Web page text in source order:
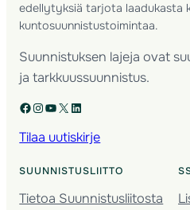
edellytyksiä tarjota laadukasta
kuntosuunnistustoimintaa.
Suunnistuksen lajeja ovat
ja tarkkuussuunnistus.
Facebook Instagram YouTube X LinkedIn
Tilaa uutiskirje
SUUNNISTUSLIITTO
Tietoa Suunnistusliitosta